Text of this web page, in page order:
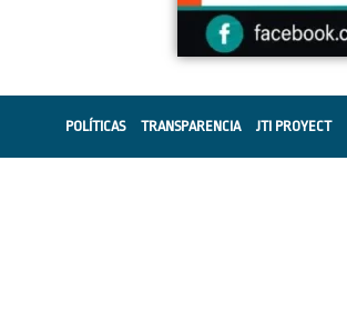
POLÍTICAS TRANSPARENCIA JTI PROYECT